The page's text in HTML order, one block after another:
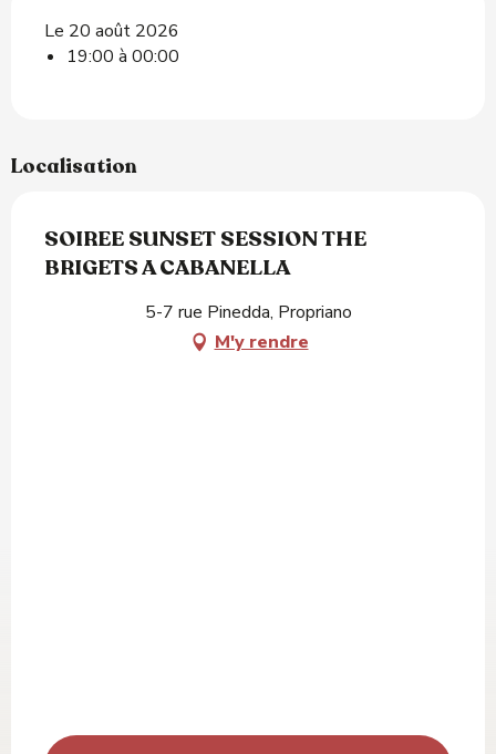
Le 20 août 2026
19:00 à 00:00
Localisation
SOIREE SUNSET SESSION THE
BRIGETS A CABANELLA
5-7 rue Pinedda, Propriano
M'y rendre